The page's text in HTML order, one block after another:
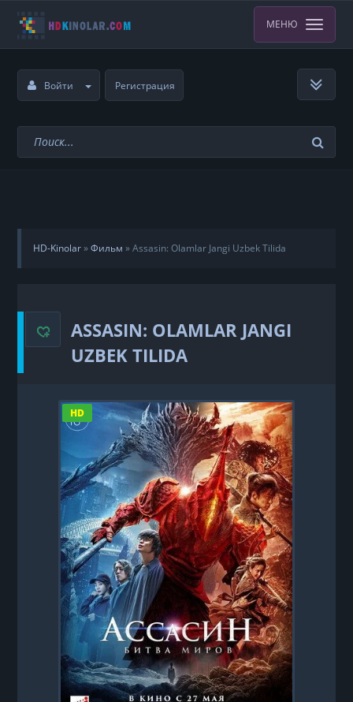
МЕНЮ
Войти Регистрация
HD-Kinolar»Фильм »Assasin: Olamlar Jangi Uzbek Tilida
ASSASIN: OLAMLAR JANGI
UZBEK TILIDA
HD